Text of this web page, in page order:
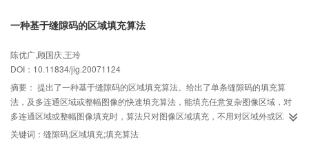
一种基于缝隙码的区域填充算法
陈优广,顾国庆,王玲
DOI：10.11834/jig.20071124
摘要： 提出了一种基于缝隙码的区域填充算法。给出了单条缝隙码的填充算
法，及多连通区域或整幅图像的快速填充算法，能填充任意复杂图像区域，对
多连通区域或整幅图像填充时，算法只对图像区域填充，不用对区域外或区域
内部的孔洞进行填充，对非二值图像，该算法不需要辅助内存空间。实验结果
关键词： 缝隙码;区域填充;填充算法